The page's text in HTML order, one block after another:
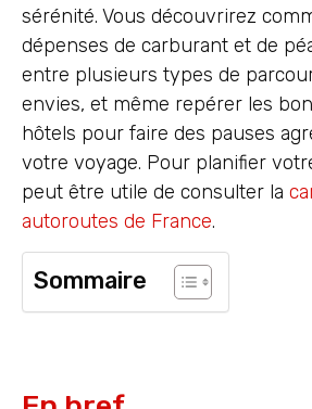
sérénité. Vous découvrirez
dépenses de carburant et de
entre plusieurs types de
envies, et même repérer les
hôtels pour faire des pauses
votre voyage. Pour planifier
peut être utile de consulter la
autoroutes de France.
Sommaire